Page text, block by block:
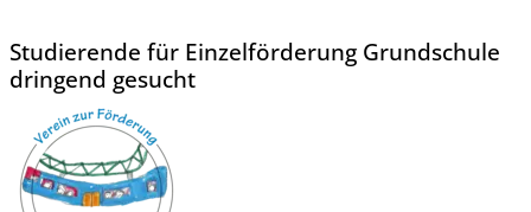
Studierende für Einzelförderung Grundschule
dringend gesucht